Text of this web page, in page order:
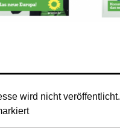
wird nicht veröffentlicht.